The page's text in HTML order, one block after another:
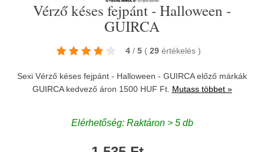
Vérző késes fejpánt - Halloween -
GUIRCA
4 / 5 ( 29 értékelés )
Sexi Vérző késes fejpánt - Halloween - GUIRCA előző márkák
GUIRCAkedvező áron 1500 HUF Ft. Mutass többet »
Elérhetőség: Raktáron > 5 db